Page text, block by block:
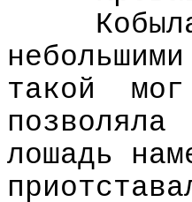
небольшими
такой
мог
позволяла
лошадь